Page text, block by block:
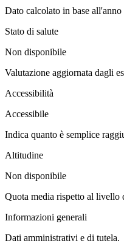
Dato calcolato in base all'anno
Stato di salute
Non disponibile
Valutazione aggiornata dagli
Accessibilità
Accessibile
Indica quanto è semplice
Altitudine
Non disponibile
Quota media rispetto al livello
Informazioni generali
Dati amministrativi e di tutela.